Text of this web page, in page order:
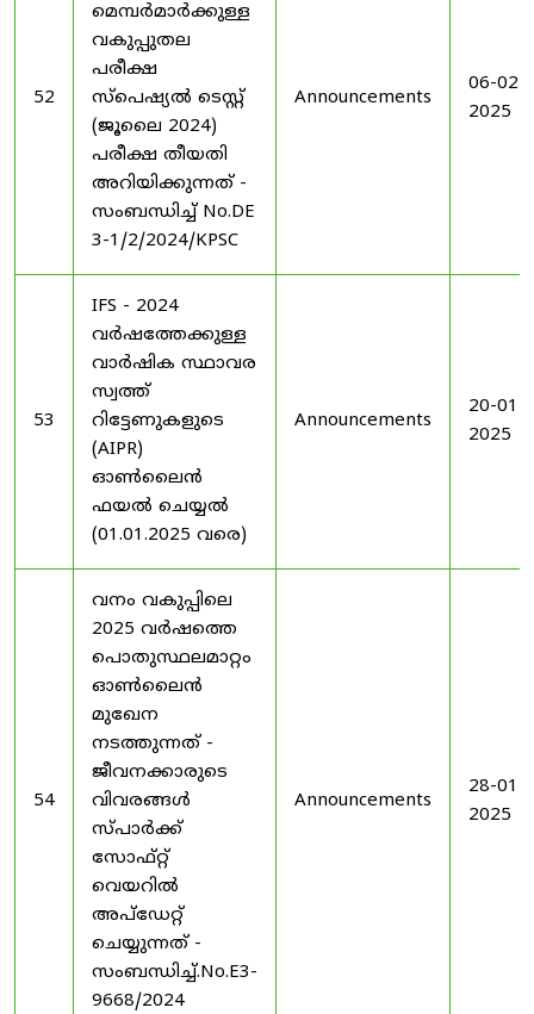
52
മെമ്പർമാർക്കുള്ള
വകുപ്പുതല
പരീക്ഷ
സ്പെഷ്യൽ ടെസ്റ്റ്
(ജൂലൈ 2024)
പരീക്ഷ തീയതി
അറിയിക്കുന്നത് -
സംബന്ധിച്ച് No.DE
3-1/2/2024/KPSC
Announcements
06-02-
2025
53
IFS - 2024
വർഷത്തേക്കുള്ള
വാർഷിക സ്ഥാവര
സ്വത്ത്
റിട്ടേണുകളുടെ
(AIPR)
ഓൺലൈൻ
ഫയൽ ചെയ്യൽ
(01.01.2025 വരെ)
Announcements
20-01-
2025
54
വനം വകുപ്പിലെ
2025 വർഷത്തെ
പൊതുസ്ഥലമാറ്റം
ഓൺലൈൻ
മുഖേന
നടത്തുന്നത് -
ജീവനക്കാരുടെ
വിവരങ്ങൾ
സ്പാർക്ക്
സോഫ്റ്റ്
വെയറിൽ
അപ്ഡേറ്റ്
ചെയ്യുന്നത് -
സംബന്ധിച്ച്.No.E3-
9668/2024
Announcements
28-01-
2025